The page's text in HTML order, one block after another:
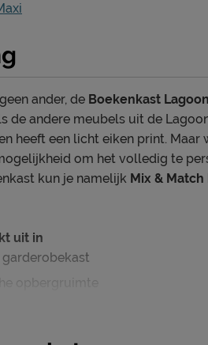
ander, de Boekenkast Lagoon
de andere meubels uit de
heeft een licht eiken print. Maar
om het volledig te
kun je namelijk Mix &
uit in
opbergruimte
kinderkamer